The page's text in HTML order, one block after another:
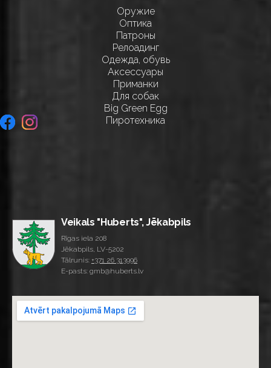
Оружие
Оптика
Патроны
Релоадинг
Одежда, обувь
Аксессуары
Приманки
Для собак
Big Green Egg
Пиротехника
Veikals "Huberts", Jēkabpils
Rīgas iela 208
Jēkabpils, LV-5202
Tālrunis: +371 26 313996
E-pasts: gmb@huberts.lv